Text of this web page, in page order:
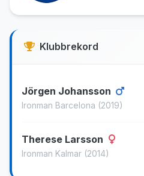
Klubbrekord
Jörgen Johansson
Ironman Barcelona (2019)
Therese Larsson
Ironman Kalmar (2014)